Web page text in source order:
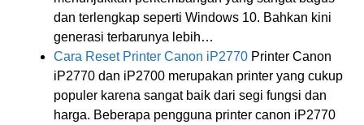
dan terlengkap seperti Windows 10. Bahkan kini
generasi terbarunya lebih…
Cara Reset Printer Canon iP2770 Printer Canon
iP2770 dan iP2700 merupakan printer yang cukup
populer karena sangat baik dari segi fungsi dan
harga. Beberapa pengguna printer canon iP2770